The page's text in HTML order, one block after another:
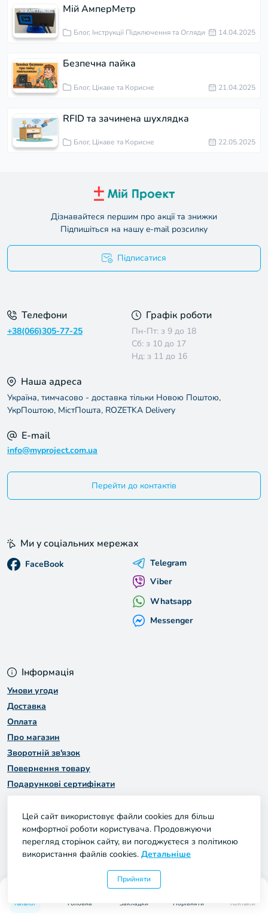
Каталог Головна Закладки
0
Порівняти Контакти
Мій АмперМетр
Блог, Інструкції Підключення та Огляди 14.04.2025
Безпечна пайка
Блог, Цікаве та Корисне 21.04.2025
RFID та зачинена шухлядка
Блог, Цікаве та Корисне 22.05.2025
Дізнавайтеся першим про акції та знижки
Підпишіться на нашу e-mail розсилку
Підписатися
Телефони
+38(066)305-77-25
Графік роботи
Пн-Пт: з 9 до 18
Сб: з 10 до 17
Нд: з 11 до 16
Наша адреса
Україна, тимчасово - доставка тільки Новою Поштою,
УкрПоштою, МістПошта, ROZETKA Delivery
E-mail
info@myproject.com.ua
Перейти до контактів
Інформація
Умови угоди
Доставка
Оплата
Про магазин
Зворотній зв'язок
Повернення товару
Подарункові сертифікати
Каталог товарів
Ми у соціальних мережах
FaceBook
Telegram
Viber
Whatsapp
Messenger
Цей сайт використовує файли cookies для більш
комфортної роботи користувача. Продовжуючи
перегляд сторінок сайту, ви погоджуєтеся з політикою
використання файлів cookies. Детальніше
Прийняти